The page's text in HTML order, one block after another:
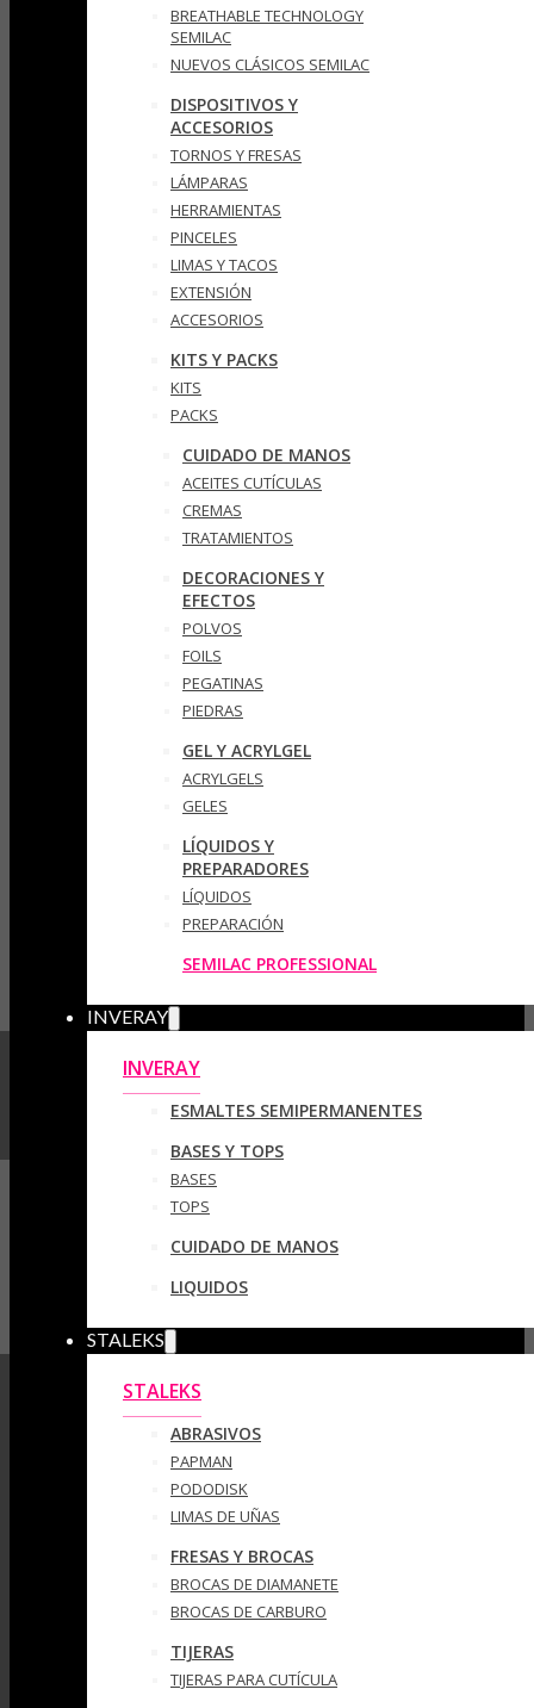
BREATHABLE TECHNOLOGY
SEMILAC
NUEVOS CLÁSICOS SEMILAC
DISPOSITIVOS Y
ACCESORIOS
TORNOS Y FRESAS
LÁMPARAS
HERRAMIENTAS
PINCELES
LIMAS Y TACOS
EXTENSIÓN
ACCESORIOS
KITS Y PACKS
KITS
PACKS
CUIDADO DE MANOS
ACEITES CUTÍCULAS
CREMAS
TRATAMIENTOS
DECORACIONES Y
EFECTOS
POLVOS
FOILS
PEGATINAS
PIEDRAS
GEL Y ACRYLGEL
ACRYLGELS
GELES
LÍQUIDOS Y
PREPARADORES
LÍQUIDOS
PREPARACIÓN
SEMILAC PROFESSIONAL
INVERAY
INVERAY
ESMALTES SEMIPERMANENTES
BASES Y TOPS
BASES
TOPS
CUIDADO DE MANOS
LIQUIDOS
STALEKS
STALEKS
ABRASIVOS
PAPMAN
PODODISK
LIMAS DE UÑAS
FRESAS Y BROCAS
BROCAS DE DIAMANETE
BROCAS DE CARBURO
TIJERAS
TIJERAS PARA CUTÍCULA